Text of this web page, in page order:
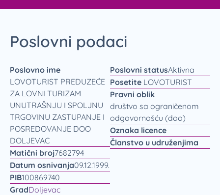
Poslovni podaci
Poslovno ime
LOVOTURIST PREDUZEĆE
ZA LOVNI TURIZAM
UNUTRAŠNJU I SPOLJNU
TRGOVINU ZASTUPANJE I
POSREDOVANJE DOO
DOLJEVAC
Matični broj7682794
Datum osnivanja09.12.1999.
PIB100869740
GradDoljevac
Poslovni statusAktivna
Posetite LOVOTURIST
Pravni oblik
društvo sa ograničenom
odgovornošću (doo)
Oznaka licence
Članstvo u udruženjima